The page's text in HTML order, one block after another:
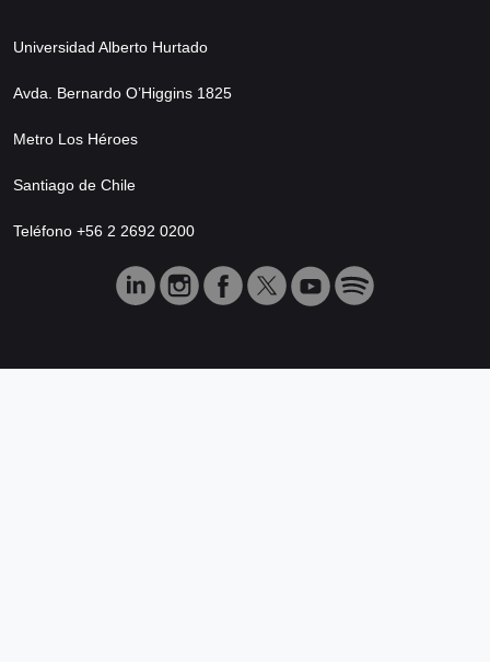
Universidad Alberto Hurtado
Avda. Bernardo O’Higgins 1825
Metro Los Héroes
Santiago de Chile
Teléfono +56 2 2692 0200